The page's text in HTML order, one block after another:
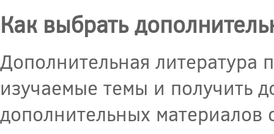
Как выбрать
Дополнительная литература
изучаемые темы и получить
дополнительных материалов